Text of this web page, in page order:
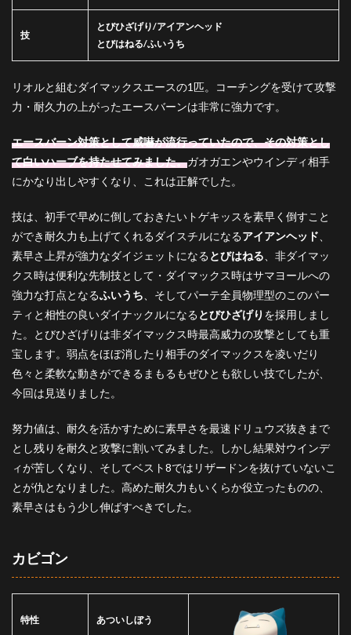
技
とびひざげり/アイアンヘッド
とびはねる/ふいうち
リオルと組むダイマックスエースの1匹。コーチングを受けて攻撃
力・耐久力の上がったエースバーンは非常に強力です。
エースバーン対策として威嚇が流行っていたので、その対策とし
て白いハーブを持たせてみました。ガオガエンやウインディ相手
にかなり出しやすくなり、これは正解でした。
技は、初手で早めに倒しておきたいトゲキッスを素早く倒すこと
ができ耐久力も上げてくれるダイスチルになるアイアンヘッド
素早さ上昇が強力なダイジェットになる とびはねる 、非ダイマッ
クス時は便利な先制技として・ダイマックス時はサマヨールへの
強力な打点となるふいうち 、そしてパーテ全員物理型のこのパー
ティと相性の良いダイナックルになる とびひざげり を採用しまし
た。とびひざげりは非ダイマックス時最高威力の攻撃としても重
宝します。弱点をほぼ消したり相手のダイマックスを凌いだり
色々と柔軟な動きができるまもるもぜひとも欲しい技でしたが、
今回は見送りました。
努力値は、耐久を活かすために素早さを最速ドリュウズ抜きまで
とし残りを耐久と攻撃に割いてみました。しかし結果対ウインデ
ィが苦しくなり、そしてベスト8ではリザードンを抜けていないこ
とが仇となりました。高めた耐久力もいくらか役立ったものの、
素早さはもう少し伸ばすべきでした。
カビゴン
特性 あついしぼう